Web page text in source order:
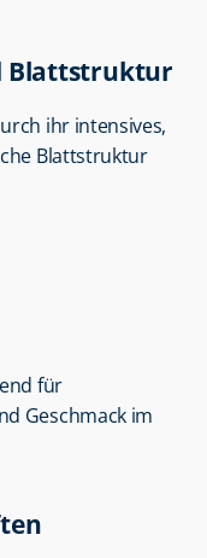
Blattstruktur
ihr intensives,
Blattstruktur
für
Geschmack im